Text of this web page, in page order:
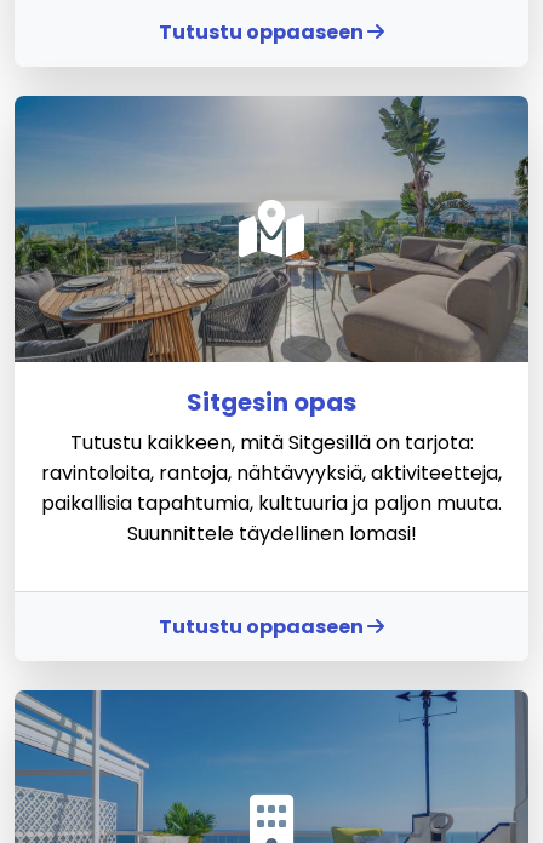
Tutustu oppaaseen
Sitgesin opas
Tutustu kaikkeen, mitä Sitgesillä on tarjota:
ravintoloita, rantoja, nähtävyyksiä, aktiviteetteja,
paikallisia tapahtumia, kulttuuria ja paljon muuta.
Suunnittele täydellinen lomasi!
Tutustu oppaaseen